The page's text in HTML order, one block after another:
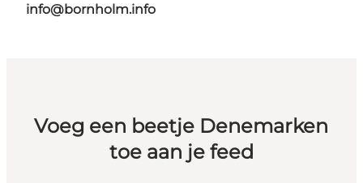
info@bornholm.info
Voeg een beetje Denemarken
toe aan je feed